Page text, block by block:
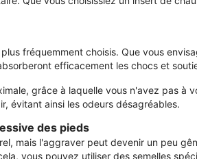
fréquemment choisis. Que vous
efficacement les chocs et
grâce à laquelle vous n'avez pas à
évitant ainsi les odeurs désagréables.
des pieds
mais l'aggraver peut devenir un peu
vous pouvez utiliser des semelles